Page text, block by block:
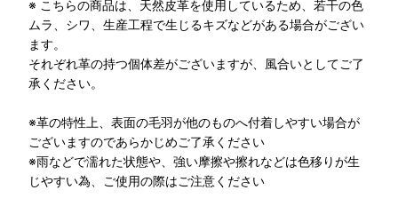
※ こちらの商品は、天然皮革を使用しているため、若干の色
ムラ、シワ、生産工程で生じるキズなどがある場合がござい
ます。
それぞれ革の持つ個体差がございますが、風合いとしてご了
承ください。
※革の特性上、表面の毛羽が他のものへ付着しやすい場合が
ございますのであらかじめご了承ください
※雨などで濡れた状態や、強い摩擦や擦れなどは色移りが生
じやすい為、ご使用の際はご注意ください